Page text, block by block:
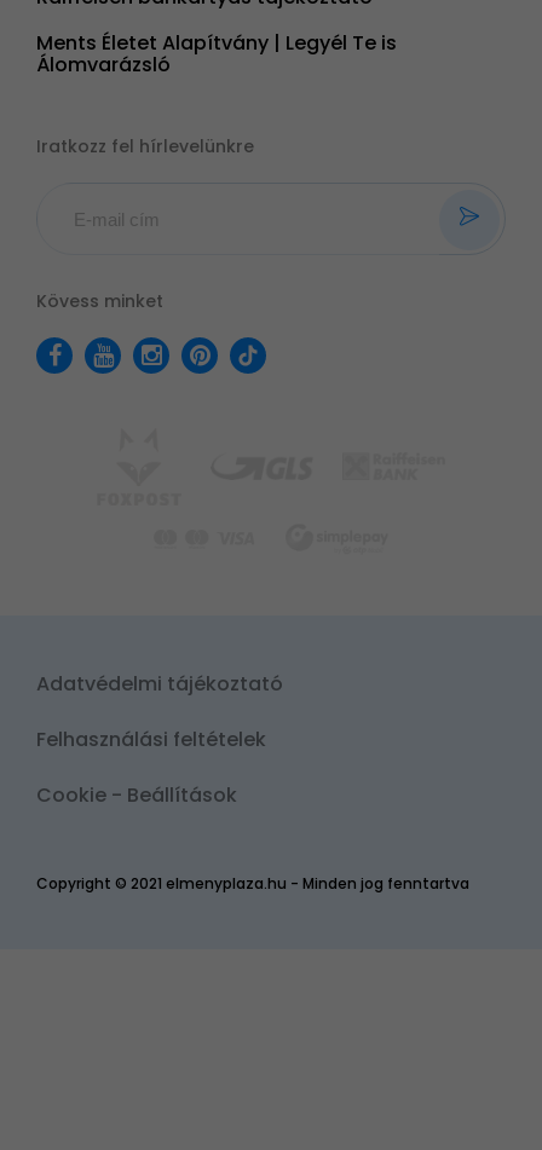
Ments Életet Alapítvány | Legyél Te is
Álomvarázsló
Iratkozz fel hírlevelünkre
Kövess minket
Copyright © 2021 elmenyplaza.hu - Minden jog fenntartva
Adatvédelmi tájékoztató
Felhasználási feltételek
Cookie - Beállítások